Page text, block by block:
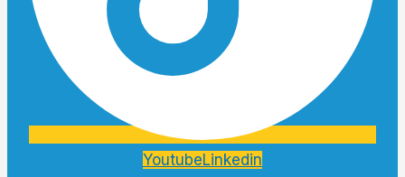
YoutubeLinkedin